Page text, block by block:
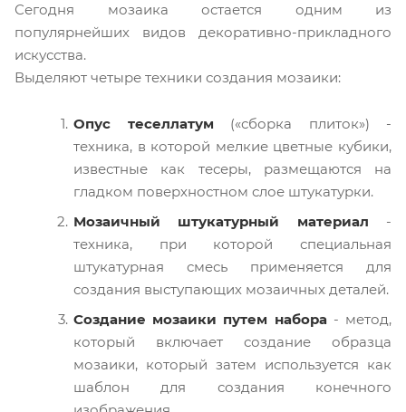
Сегодня мозаика остается одним из
популярнейших видов декоративно-прикладного
искусства.
Выделяют четыре техники создания мозаики:
Опус теселлатум («сборка плиток») -
техника, в которой мелкие цветные кубики,
известные как тесеры, размещаются на
гладком поверхностном слое штукатурки.
Мозаичный штукатурный материал -
техника, при которой специальная
штукатурная смесь применяется для
создания выступающих мозаичных деталей.
Создание мозаики путем набора- метод,
который включает создание образца
мозаики, который затем используется как
шаблон для создания конечного